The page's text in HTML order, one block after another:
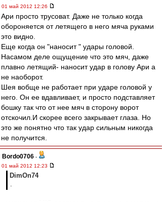
01 май 2012 12:26
Ари просто трусоват. Даже не только когда
обороняется от летящего в него мяча руками
это видно.
Еще когда он "наносит " удары головой.
Насамом деле ощущение что это мяч, даже
плавно летящий- наносит удар в голову Ари а
не наоборот.
Шея вобще не работает при ударе головой у
него. Он ее вдавливает, и просто подставляет
бошку так что от нее мяч в сторону ворот
отскочил.И скорее всего закрывает глаза. Но
это же понятно что так удар сильным никогда
не получится.
Bordo0706 -
01 май 2012 12:23
DimOn74
.